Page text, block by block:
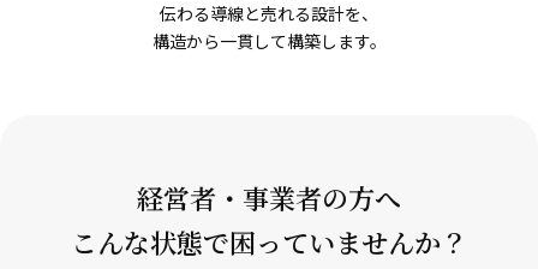
伝わる導線と売れる設計を、
構造から一貫して構築します。
経営者・事業者の方へ
こんな状態で困っていませんか？